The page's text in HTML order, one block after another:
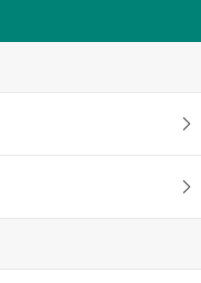
博物館、東京国立博物館、東
スのりば